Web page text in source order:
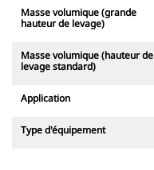
Masse volumique (grande
hauteur de levage)
Masse volumique (hauteur de
levage standard)
Application
Type d'équipement